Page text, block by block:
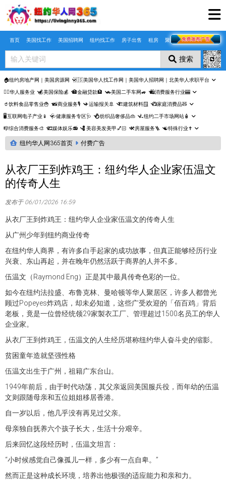
Skip to main content
首页 美国找工作 美国招聘网 纽约找工作 房子出售 租房 聚合页
搜索
🏠纽约房地产网｜美国房源网 🇺🇸美国华人找工作网｜美国华人招聘网｜北美华人求职平台
🤵‍♀️华人服务业 💰美国保险💰 🏦金融贷款🏦 🚗美国二手车网🚙 🛍️消费服务行业🎰
🥤饮料食品零售业🍟 📸商业服务🎙️ ✈️运输报关🚢 🏗️建筑材料🪟 📺家庭消费品🧸
🖥️互联网电子产业📱 🩺健康服务专区🩺 💍纺织品奢侈品👜 🛴纽约二手市场网站🧴
🎼综合消费服务🎨 🎞️媒体娱乐📻 💈美容美发美甲💅🏻 ⚒️房屋服务🪜 ☯️特殊行业✝️
纽约华人网365首页 付费广告
从衣厂王到炸鸡王：纽约华人企业家伍温文
的传奇人生
发布于 06/01/2026 16:59
从衣厂王到炸鸡王：纽约华人企业家伍温文的传奇人生
从广州少年到纽约商业传奇
在纽约华人商界，有许多白手起家的成功故事，但真正能够经历行业
兴衰、东山再起，并在晚年仍然活跃于商界的人并不多。
伍温文（Raymond Eng）正是其中最具传奇色彩的一位。
如今在纽约法拉盛、布鲁克林、曼哈顿等华人聚居区，许多人都曾光
顾过Popeyes炸鸡店，却未必知道，这些广受欢迎的「佰百鸡」背后
老板，竟是一位曾经统领29家製衣工厂、管理超过1500名员工的华人
企业家。
从衣厂王到炸鸡王，伍温文的人生经历堪称纽约华人奋斗史的缩影。
贫困童年造就坚强性格
伍温文出生于广州，祖籍广东台山。
1949年前后，由于时代动荡，其父亲返回美国服兵役，而年幼的伍温
文则跟随母亲和五位姐姐移居香港。
自一岁以后，他几乎没有再见过父亲。
母亲独自抚养六个孩子长大，生活十分艰辛。
后来回忆这段经历时，伍温文坦言：
“小时候感觉自己像孤儿一样，多少有一点自卑。”
然而正是这种成长环境，培养出他极强的适应能力和亲和力。